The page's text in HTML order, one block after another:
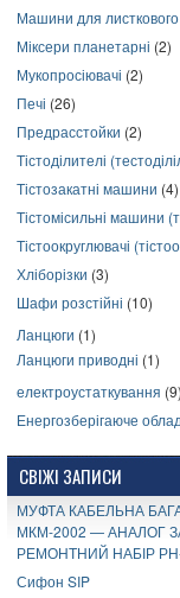
Машини для листкового
Міксери планетарні (2)
Мукопросіювачі (2)
Печі (26)
Предрасстойки (2)
Тістоділителі
Тістозакатні машини (4)
Тістомісильні машини
Тістоокруглювачі
Хліборізки (3)
Шафи розстійні (10)
Ланцюги (1)
Ланцюги приводні (1)
електроустаткування (9)
Енергозберігаюче
СВІЖІ ЗАПИСИ
МУФТА КАБЕЛЬНА
МКМ-2002 — АНАЛОГ
РЕМОНТНИЙ НАБІР РН-
Сифон SIP